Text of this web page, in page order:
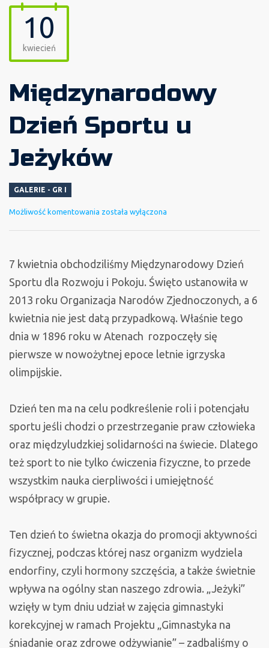
10
kwiecień
Międzynarodowy
Dzień Sportu u
Jeżyków
GALERIE - GR I
Możliwość komentowania Międzynarodowy
u
Jeżyków
została wyłączona
7 kwietnia obchodziliśmy Międzynarodowy Dzień
Sportu dla Rozwoju i Pokoju. Święto ustanowiła w
2013 roku Organizacja Narodów Zjednoczonych, a 6
kwietnia nie jest datą przypadkową. Właśnie tego
dnia w 1896 roku w Atenach rozpoczęły się
pierwsze w nowożytnej epoce letnie igrzyska
olimpijskie.
Dzień ten ma na celu podkreślenie roli i potencjału
sportu jeśli chodzi o przestrzeganie praw człowieka
oraz międzyludzkiej solidarności na świecie. Dlatego
też sport to nie tylko ćwiczenia fizyczne, to przede
wszystkim nauka cierpliwości i umiejętność
współpracy w grupie.
Ten dzień to świetna okazja do promocji aktywności
fizycznej, podczas której nasz organizm wydziela
endorfiny, czyli hormony szczęścia, a także świetnie
wpływa na ogólny stan naszego zdrowia. „Jeżyki”
wzięły w tym dniu udział w zajęcia gimnastyki
korekcyjnej w ramach Projektu „Gimnastyka na
śniadanie oraz zdrowe odżywianie” – zadbaliśmy o